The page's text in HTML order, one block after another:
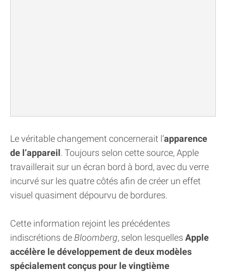
Le véritable changement concernerait l’apparence
de l’appareil. Toujours selon cette source, Apple
travaillerait sur un écran bord à bord, avec du verre
incurvé sur les quatre côtés afin de créer un effet
visuel quasiment dépourvu de bordures.
Cette information rejoint les précédentes
indiscrétions deBloomberg, selon lesquelles Apple
accélère le développement de deux modèles
spécialement conçus pour le vingtième